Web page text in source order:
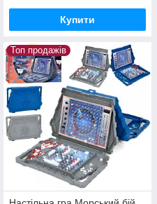
Купити
Топ продажів